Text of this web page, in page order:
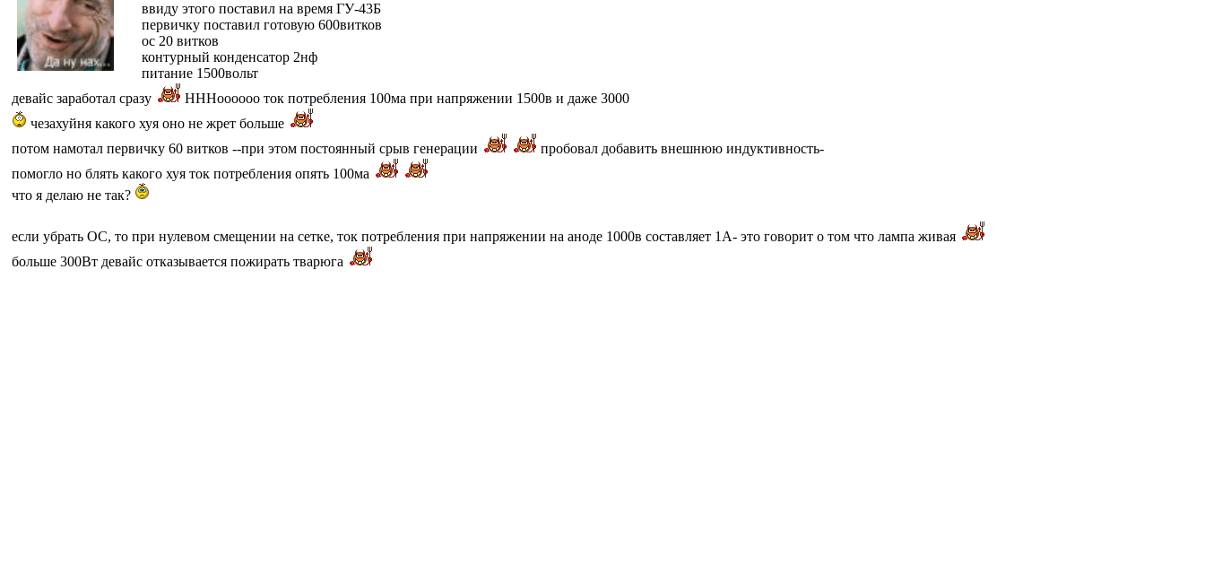
ввиду этого поставил на время ГУ-43Б
первичку поставил готовую 600витков
ос 20 витков
контурный конденсатор 2нф
питание 1500вольт
девайс заработал сразу
НННоооооо ток потребления 100ма при напряжении 1500в и даже 3000
чезахуйня какого хуя оно не жрет больше
потом намотал первичку 60 витков --при этом постоянный срыв генерации
пробовал добавить внешнюю индуктивность-
помогло но блять какого хуя ток потребления опять 100ма
что я делаю не так?
если убрать ОС, то при нулевом смещении на сетке, ток потребления при напряжении на аноде 1000в составляет 1А- это говорит о том что лампа живая
больше 300Вт девайс отказывается пожирать тварюга